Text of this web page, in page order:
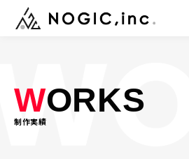
TOPトップ
WORKS
制作実績